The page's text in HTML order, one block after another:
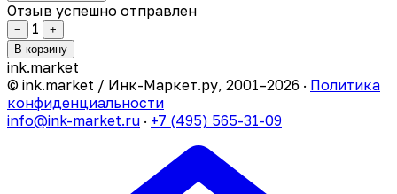
Отзыв успешно отправлен
− 1
+
В корзину
ink.market
© ink.market / Инк-Маркет.ру, 2001–2026 · Политика
конфиденциальности
info@ink-market.ru · +7 (495) 565-31-09